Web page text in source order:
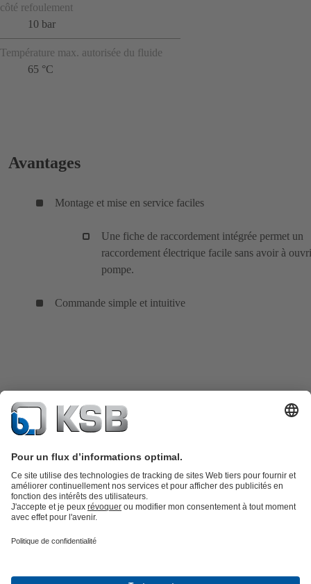
côté refoulement
10 bar
Température max. autorisée du fluide
65 °C
Avantages
Montage et mise en service faciles
Une fiche de raccordement intégrée permet un
raccordement électrique facile sans avoir à
pompe.
Commande simple et intuitive